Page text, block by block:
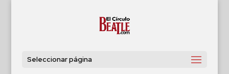
Seleccionar página